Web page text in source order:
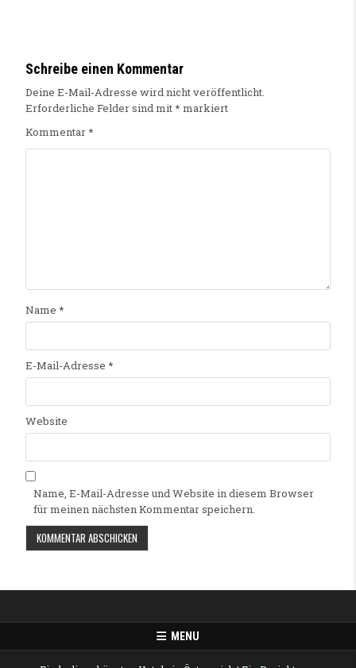
Schreibe einen Kommentar
Deine E-Mail-Adresse wird nicht veröffentlicht.
Erforderliche Felder sind mit* markiert
Kommentar*
Name *
E-Mail-Adresse *
Website
Name, E-Mail-Adresse und Website in diesem Browser
für meinen nächsten Kommentar speichern.
MENU